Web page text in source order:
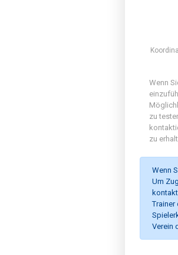
Wenn
zu
zu
Wenn
Um
Trainer
Verein